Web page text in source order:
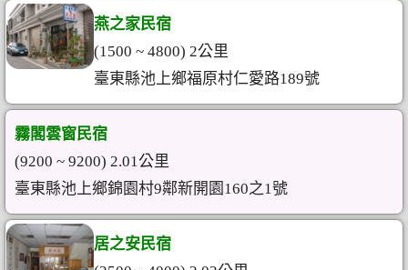
燕之家民宿
(1500 ~ 4800) 2公里
臺東縣池上鄉福原村仁愛路189號
霧閣雲窗民宿
(9200 ~ 9200) 2.01公里
臺東縣池上鄉錦園村9鄰新開園160之1號
居之安民宿